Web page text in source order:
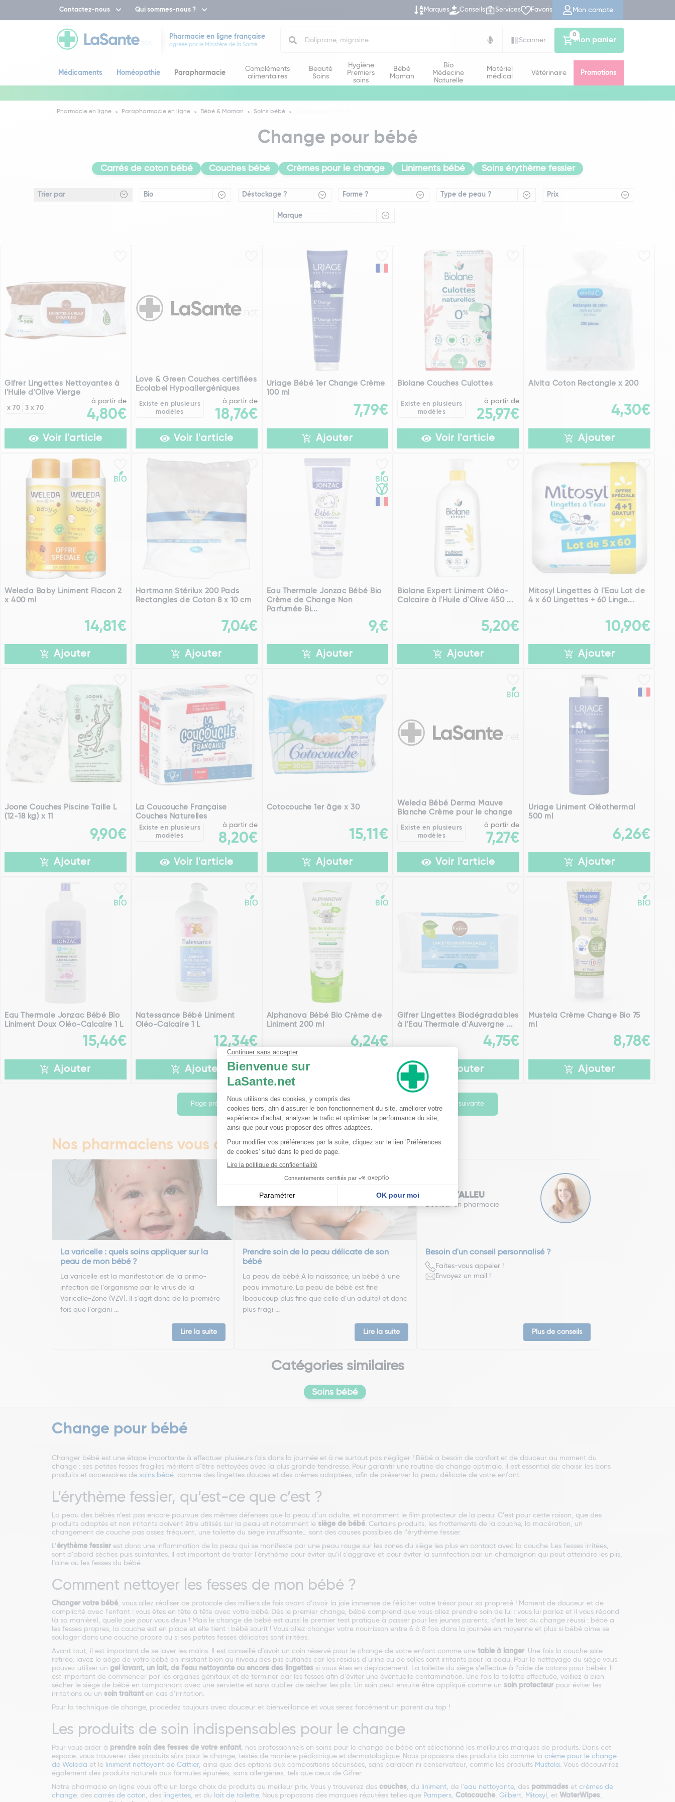
Contactez-nous Qui sommes-nous ? Marques Conseils Services Favoris Mon compte
Pharmacie en ligne française
agréée par le Ministère de la Santé
Scanner
Mon panier
0
Médicaments Homéopathie Parapharmacie
Compléments
alimentaires
Beauté
Soins
Hygiène
Premiers
soins
Bébé
Maman
Bio
Médecine
Naturelle
Matériel
médical
Vétérinaire Promotions
Pharmacie en ligne Parapharmacie en ligne Bébé & Maman Soins bébé
Change pour bébé
Carrés de coton bébé Couches bébé Crèmes pour le change Liniments bébé Soins érythème fessier
Bio Déstockage ? Forme ? Type de peau ? Prix
Marque
Gifrer Lingettes Nettoyantes à
l'Huile d'Olive Vierge
x 70 3 x 70
à partir de
4,80€
Voir l'article
Love & Green Couches certifiées
Ecolabel Hypoallergéniques
Existe en plusieurs
modèles
à partir de
18,76€
Voir l'article
Uriage Bébé 1er Change Crème
100 ml
7,79€
Ajouter
Biolane Couches Culottes
Existe en plusieurs
modèles
à partir de
25,97€
Voir l'article
Alvita Coton Rectangle x 200
4,30€
Ajouter
Weleda Baby Liniment Flacon 2
x 400 ml
14,81€
Ajouter
Hartmann Stérilux 200 Pads
Rectangles de Coton 8 x 10 cm
7,04€
Ajouter
Eau Thermale Jonzac Bébé Bio
Crème de Change Non
Parfumée Bi...
9,€
Ajouter
Biolane Expert Liniment Oléo-
Calcaire à l'Huile d'Olive 450 ...
5,20€
Ajouter
Mitosyl Lingettes à l'Eau Lot de
4 x 60 Lingettes + 60 Linge...
10,90€
Ajouter
Joone Couches Piscine Taille L
(12-18 kg) x 11
9,90€
Ajouter
La Coucouche Française
Couches Naturelles
Existe en plusieurs
modèles
à partir de
8,20€
Voir l'article
Cotocouche 1er âge x 30
15,11€
Ajouter
Weleda Bébé Derma Mauve
Blanche Crème pour le change
Existe en plusieurs
modèles
à partir de
7,27€
Voir l'article
Uriage Liniment Oléothermal
500 ml
6,26€
Ajouter
Eau Thermale Jonzac Bébé Bio
Liniment Doux Oléo-Calcaire 1 L
15,46€
Ajouter
Natessance Bébé Liniment
Oléo-Calcaire 1 L
12,34€
Ajouter
Alphanova Bébé Bio Crème de
Liniment 200 ml
6,24€
Gifrer Lingettes Biodégradables
à l'Eau Thermale d'Auvergne ...
4,75€
Ajouter
Mustela Crème Change Bio 75
ml
8,78€
Ajouter
Page précédente Page suivante
Nos pharmaciens vous conseillent
La varicelle : quels soins appliquer sur la
peau de mon bébé ?
La varicelle est la manifestation de la primo-
infection de l’organisme par le virus de la
Varicelle-Zone (VZV). Il s’agit donc de la première
fois que l’organi ...
Lire la suite
Prendre soin de la peau délicate de son
bébé
La peau de bébé A la naissance, un bébé à une
peau immature. La peau de bébé est fine
(beaucoup plus fine que celle d’un adulte) et donc
plus fragi ...
Lire la suite
Louise TALLEU
Docteur en pharmacie
Besoin d'un conseil personnalisé ?
Faites-vous appeler !
Envoyez un mail !
Plus de conseils
Catégories similaires
Soins bébé
Change pour bébé
Changer bébé est une étape importante à effectuer plusieurs fois dans la journée et à ne surtout pas négliger ! Bébé a besoin de confort et de douceur au moment du
change : ses petites fesses fragiles méritent d'être nettoyées avec la plus grande tendresse. Pour garantir une routine de change optimale, il est essentiel de choisir les bons
produits et accessoires de soins bébé, comme des lingettes douces et des crèmes adaptées, afin de préserver la peau délicate de votre enfant.
L’érythème fessier, qu’est-ce que c’est ?
La peau des bébés n’est pas encore pourvue des mêmes défenses que la peau d’un adulte, et notamment le film protecteur de la peau. C’est pour cette raison, que des
produits adaptés et non irritants doivent être utilisés sur la peau et notamment le siège de bébé. Certains produits, les frottements de la couche, la macération, un
changement de couche pas assez fréquent, une toilette du siège insuffisante… sont des causes possibles de l’érythème fessier.
L’érythème fessier est donc une inflammation de la peau qui se manifeste par une peau rouge sur les zones du siège les plus en contact avec la couche. Les fesses irritées,
sont d’abord sèches puis suintantes. Il est important de traiter l’érythème pour éviter qu’il s’aggrave et pour éviter la surinfection par un champignon qui peut atteindre les plis,
l’aine ou les fesses du bébé.
Comment nettoyer les fesses de mon bébé ?
Changer votre bébé, vous allez réaliser ce protocole des milliers de fois avant d’avoir la joie immense de féliciter votre trésor pour sa propreté ! Moment de douceur et de
complicité avec l'enfant : vous êtes en tête à tête avec votre bébé. Dès le premier change, bébé comprend que vous allez prendre soin de lui : vous lui parlez et il vous répond
(à sa manière), quelle joie pour vous deux ! Mais le change de bébé est aussi le premier test pratique à passer pour les jeunes parents, c’est le test du change réussi : bébé a
les fesses propres, la couche est en place et elle tient : bébé sourit ! Vous allez changer votre nourrisson entre 6 à 8 fois dans la journée en moyenne et plus si bébé aime se
soulager dans une couche propre ou si ses petites fesses délicates sont irritées.
Avant tout, il est important de se laver les mains. Il est conseillé d’avoir un coin réservé pour le change de votre enfant comme une table à langer. Une fois la couche sale
retirée, lavez le siège de votre bébé en insistant bien au niveau des plis cutanés car les résidus d’urine ou de selles sont irritants pour la peau. Pour le nettoyage du siège vous
pouvez utiliser un gel lavant, un lait, de l’eau nettoyante ou encore des lingettes si vous êtes en déplacement. La toilette du siège s’effectue à l’aide de cotons pour bébés. Il
est important de commencer par les organes génitaux et de terminer par les fesses afin d’éviter une éventuelle contamination. Une fois la toilette effectuée, veilliez à bien
sécher le siège de bébé en tamponnant avec une serviette et sans oublier de sécher les plis. Un soin peut ensuite être appliqué comme un soin protecteur pour éviter les
irritations ou un soin traitant en cas d’irritation.
Pour la technique de change, procédez toujours avec douceur et bienveillance et vous serez forcément un parent au top !
Les produits de soin indispensables pour le change
Pour vous aider à prendre soin des fesses de votre enfant, nos professionnels en soins pour le change de bébé ont sélectionné les meilleures marques de produits. Dans cet
espace, vous trouverez des produits sûrs pour le change, testés de manière pédiatrique et dermatologique. Nous proposons des produits bio comme la crème pour le change
de Weleda et le liniment nettoyant de Cattier, ainsi que des options aux compositions sécurisées, sans paraben ni conservateur, comme les produits Mustela. Vous découvrirez
également des produits naturels aux formules épurées, sans allergènes, tels que ceux de Gifrer.
Notre pharmacie en ligne vous offre un large choix de produits au meilleur prix. Vous y trouverez des couches, du liniment, de l'eau nettoyante, des pommades et crèmes de
change, des carrés de coton, des lingettes, et du lait de toilette. Nous proposons des marques réputées telles que Pampers, Cotocouche, Gilbert, Mitosyl , et WaterWipes,